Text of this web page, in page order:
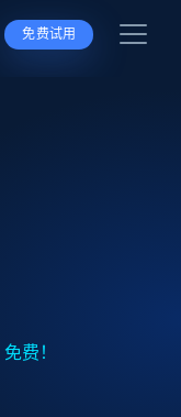
免费试用
免费！